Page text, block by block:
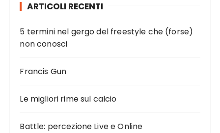
ARTICOLI RECENTI
5 termini nel gergo del freestyle che (forse)
non conosci
Francis Gun
Le migliori rime sul calcio
Battle: percezione Live e Online